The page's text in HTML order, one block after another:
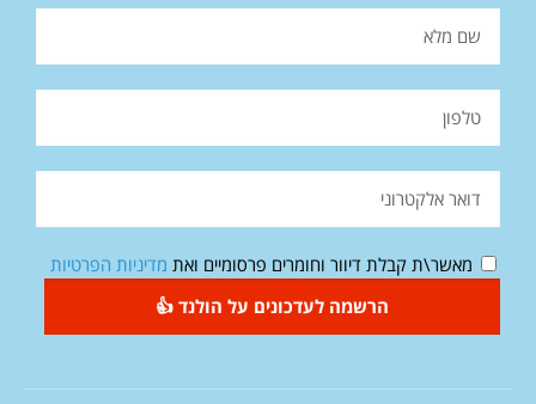
מאשר\ת קבלת דיוור וחומרים פרסומיים ואת מדיניות הפרטיות
הרשמה לעדכונים על הולנד 👍